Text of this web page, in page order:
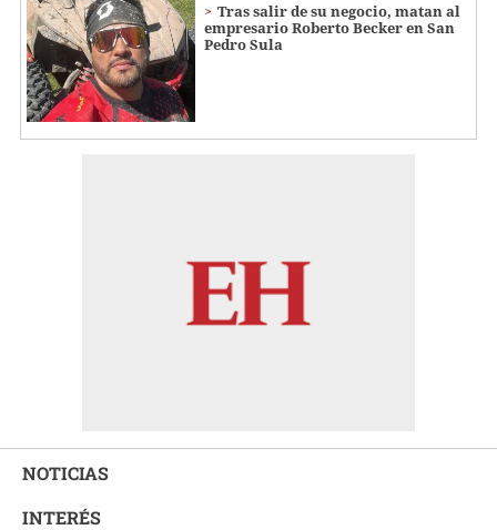
Tras salir de su negocio, matan al
empresario Roberto Becker en San
Pedro Sula
NOTICIAS
INTERÉS